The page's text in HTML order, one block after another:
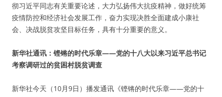
彻习近平同志有关重要论述，大力弘扬伟大抗疫精神，做好统筹
疫情防控和经济社会发展工作，奋力实现决胜全面建成小康社
会、决战脱贫攻坚目标任务，具有十分重要的意义。
新华社通讯：铿锵的时代乐章——党的十八大以来习近平总书记
考察调研过的贫困村脱贫调查
新华社今天（10月9日）播发通讯《铿锵的时代乐章——党的十